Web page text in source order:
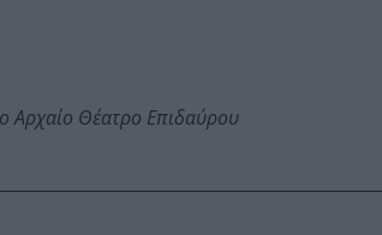
Αρχαίο Θέατρο Επιδαύρου